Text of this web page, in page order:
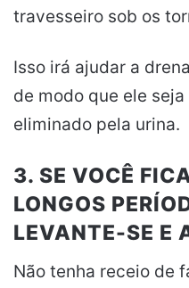
travesseiro sob os
Isso irá ajudar a
de modo que ele
eliminado pela urina.
3. SE VOCÊ
LONGOS
LEVANTE-SE E
Não tenha receio de